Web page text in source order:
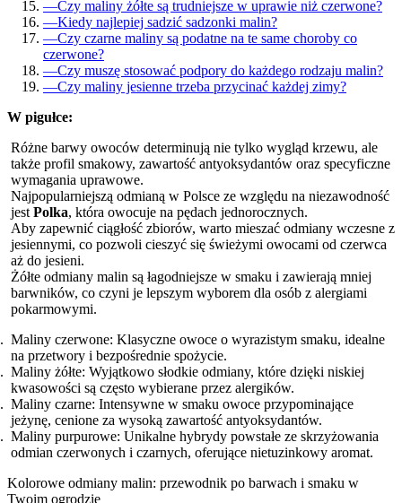
—Czy maliny żółte są trudniejsze w uprawie niż czerwone?
—Kiedy najlepiej sadzić sadzonki malin?
—Czy czarne maliny są podatne na te same choroby co
czerwone?
—Czy muszę stosować podpory do każdego rodzaju malin?
—Czy maliny jesienne trzeba przycinać każdej zimy?
W pigułce:
Różne barwy owoców determinują nie tylko wygląd krzewu, ale
także profil smakowy, zawartość antyoksydantów oraz specyficzne
wymagania uprawowe.
Najpopularniejszą odmianą w Polsce ze względu na niezawodność
jest Polka, która owocuje na pędach jednorocznych.
Aby zapewnić ciągłość zbiorów, warto mieszać odmiany wczesne z
jesiennymi, co pozwoli cieszyć się świeżymi owocami od czerwca
aż do jesieni.
Żółte odmiany malin są łagodniejsze w smaku i zawierają mniej
barwników, co czyni je lepszym wyborem dla osób z alergiami
pokarmowymi.
Maliny czerwone: Klasyczne owoce o wyrazistym smaku, idealne
na przetwory i bezpośrednie spożycie.
Maliny żółte: Wyjątkowo słodkie odmiany, które dzięki niskiej
kwasowości są często wybierane przez alergików.
Maliny czarne: Intensywne w smaku owoce przypominające
jeżynę, cenione za wysoką zawartość antyoksydantów.
Maliny purpurowe: Unikalne hybrydy powstałe ze skrzyżowania
odmian czerwonych i czarnych, oferujące nietuzinkowy aromat.
Kolorowe odmiany malin: przewodnik po barwach i smaku w
Twoim ogrodzie